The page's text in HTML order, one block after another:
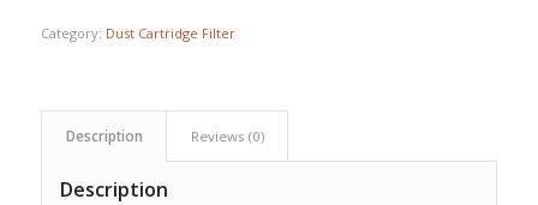
Category: Dust Cartridge Filter
Description Reviews (0)
Description